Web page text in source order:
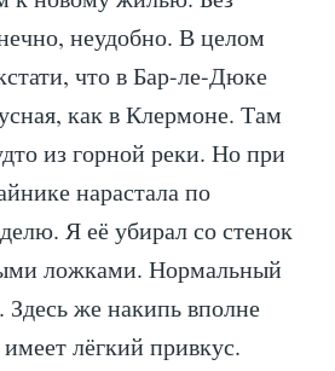
неудобно. В целом
что в Бар-ле-Дюке
как в Клермоне. Там
из горной реки. Но при
нарастала по
Я её убирал со стенок
ложками. Нормальный
Здесь же накипь вполне
лёгкий привкус.